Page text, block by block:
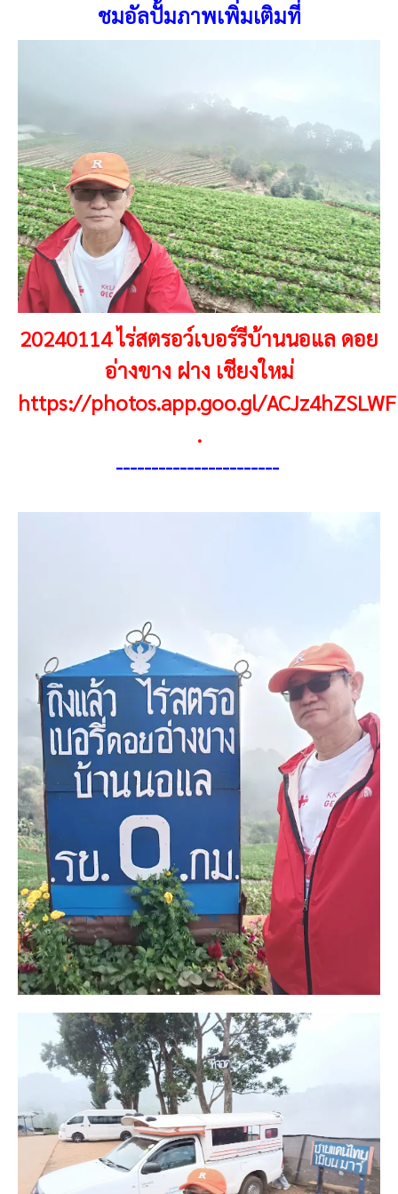
ชมอัลปั้มภาพเพิ่มเติมที่
20240114 ไร่สตรอว์เบอร์รีบ้านนอแล ดอย
อ่างขาง ฝาง เชียงใหม่
https://photos.app.goo.gl/
.
-----------------------